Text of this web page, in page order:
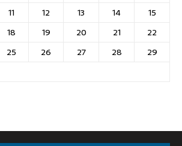
11 12 13 14
15
18 19 20 21
22
25 26 27 28
29